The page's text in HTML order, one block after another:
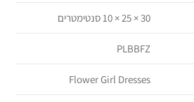
30 × 25 × 10 סנטימטרים
PLBBFZ
Flower Girl Dresses